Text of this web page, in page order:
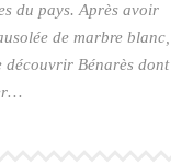
du pays. Après avoir
de marbre blanc,
découvrir Bénarès dont